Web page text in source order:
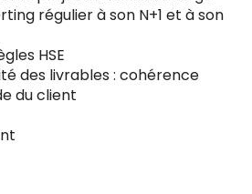
régulier à son N+1 et à son
HSE
des livrables : cohérence
du client